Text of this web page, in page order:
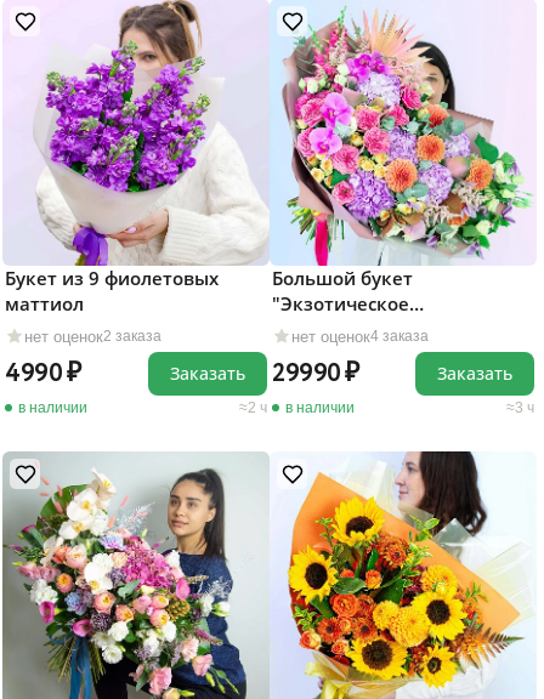
нет оценок2 заказа
Букет из 9 фиолетовых
маттиол
4990
в наличии 2 ч
Заказать
нет оценок4 заказа
Большой букет
"Экзотическое
вдохновение"
29990
в наличии 3 ч
Заказать